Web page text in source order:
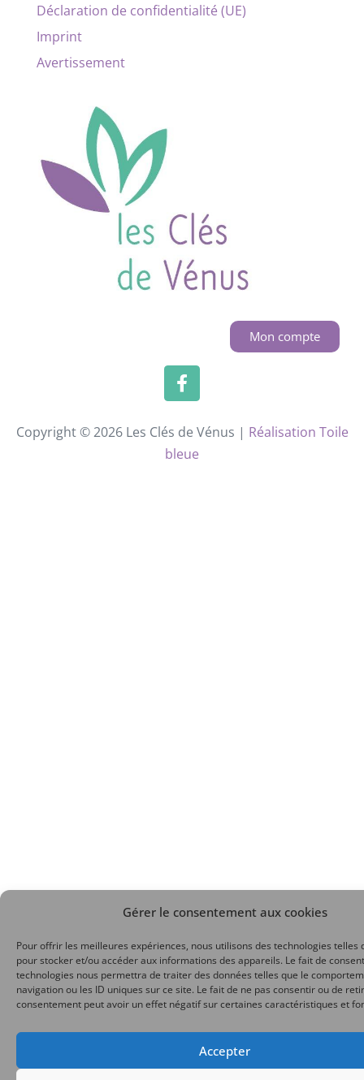
Gérer le consentement aux cookies
Pour offrir les meilleures expériences, nous utilisons des technologies telles
pour stocker et/ou accéder aux informations des appareils. Le fait de
technologies nous permettra de traiter des données telles que le
navigation ou les ID uniques sur ce site. Le fait de ne pas consentir ou de
consentement peut avoir un effet négatif sur certaines caractéristiques et
Accepter
Déclaration de confidentialité (UE)
Imprint
Avertissement
Mon compte
Copyright © 2026 Les Clés de Vénus | Réalisation Toile
bleue